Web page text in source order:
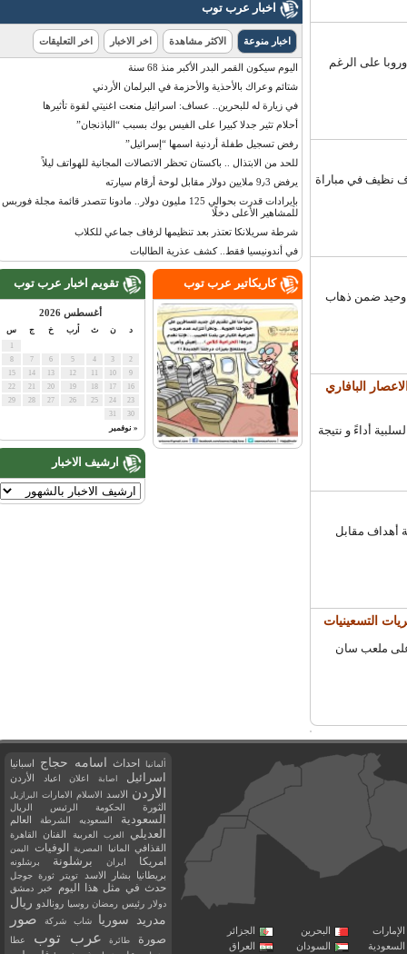
على الرغم
في مباراة
ضمن ذهاب
البافاري
أداءً و نتيجة
مقابل
التسعينيات
ملعب سان
اخبار عرب توب
اخبار منوعة الاكثر مشاهدة اخر الاخبار اخر التعليقات
اليوم سيكون القمر البدر الأكبر منذ 68 سنة
شتائم وعراك بالأحذية والأحزمة في البرلمان الأردني
في زيارة له للبحرين.. عساف: اسرائيل منعت اغنيتي لقوة تأثيرها
أحلام تثير جدلا كبيرا على الفيس بوك بسبب “الباذنجان”
رفض تسجيل طفلة أردنية اسمها “إسرائيل”
للحد من الابتذال .. باكستان تحظر الاتصالات المجانية للهواتف ليلاً
يرفض 9٫3 ملايين دولار مقابل لوحة أرقام سيارته
بإيرادات قدرت بحوالي 125 مليون دولار.. مادونا تتصدر قائمة مجلة فوربس
للمشاهير الأعلى دخلًا
شرطة سريلانكا تعتذر بعد تنظيمها لزفاف جماعي للكلاب
في أندونيسيا فقط.. كشف عذرية الطالبات
تقويم اخبار عرب توب
أغسطس 2026
أرب س
« نوفمبر
ارشيف الاخبار
كاريكاتير عرب توب
البحرين
الجزائر
السودان العراق
ألمانيا احداث اسامه حجاج اسبانيا
اسرائيل اصابة اعلان اعياد الأردن
الاردن الاسد الاسلام الامارات البرازيل
الثورة الحكومة الرئيس الريال
السعودية السعوديه الشرطة العالم
العديلي العرب العربية الفنان القاهرة
القذافي المانيا المصرية الوفيات اليمن
امريكا ايران برشلونة برشلونه
بريطانيا بشار الاسد تويتر ثورة جوجل
حدث في مثل هذا اليوم خبر دمشق
دولار رئيس رمضان روسيا رونالدو ريال
مدريد
سوريا شاب شركة صور
صورة طائرة عرب توب
عطا